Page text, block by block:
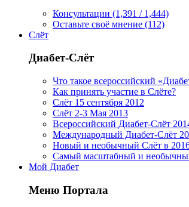
Консультации (1,391 / 1,444)
Оставьте своё мнение (112)
Слёт
Диабет-Слёт
Что такое всероссийский
Как принять участие в Слёте?
Слёт 15 сентября 2012
Слёт 2-3 Мая 2013
Всероссийский Диабет-Слёт
Международный Диабет-Слёт
Новый и необычный Слёт в
Самый масштабный и
Мой Диабет
Меню Портала